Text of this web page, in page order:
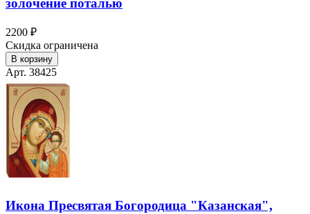
золочение поталью
2200 ₽
Скидка ограничена
В корзину
Арт. 38425
Икона Пресвятая Богородица "Казанская",